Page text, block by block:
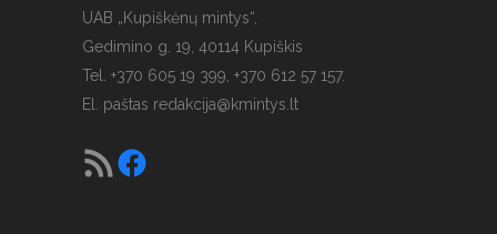
UAB „Kupiškėnų mintys“,
Gedimino g. 19, 40114 Kupiškis
Tel. +370 605 19 399, +370 612 57 157.
El. paštas redakcija@kmintys.lt